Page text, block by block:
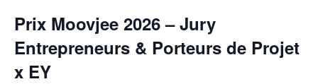
Prix Moovjee 2026 – Jury
Entrepreneurs & Porteurs de Projet
x EY